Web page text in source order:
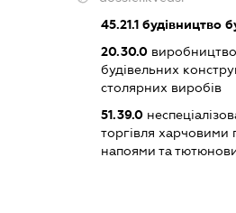
45.21.1 будівництво
20.30.0
будівельних
столярних виробів
51.39.0
торгівля харчовими
напоями та